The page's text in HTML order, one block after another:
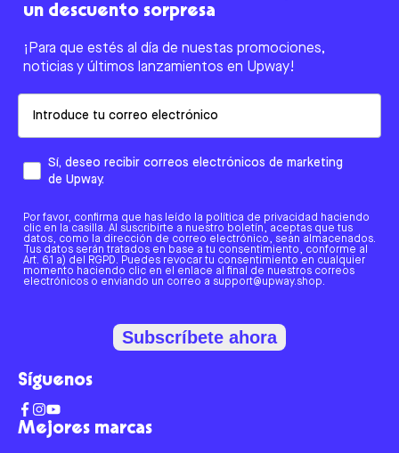
Mejores marcas
un descuento sorpresa
¡Para que estés al día de nuestas promociones,
noticias y últimos lanzamientos en Upway!
Sí, deseo recibir correos electrónicos de marketing
de Upway.
Por favor, confirma que has leído la política de privacidad haciendo
clic en la casilla. Al suscribirte a nuestro boletín, aceptas que tus
datos, como la dirección de correo electrónico, sean almacenados.
Tus datos serán tratados en base a tu consentimiento, conforme al
Art. 6.1 a) del RGPD. Puedes revocar tu consentimiento en cualquier
momento haciendo clic en el enlace al final de nuestros correos
electrónicos o enviando un correo a support@upway.shop.
Subscríbete ahora
Síguenos